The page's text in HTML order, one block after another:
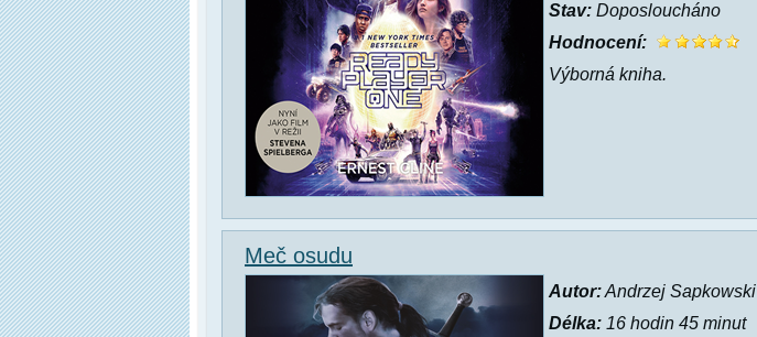
Stav: Doposloucháno
Hodnocení:
Výborná kniha.
Meč osudu
Autor:Andrzej Sapkowski
Délka: 16 hodin 45 minut